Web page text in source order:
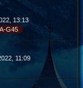
13:13
G45
11:09